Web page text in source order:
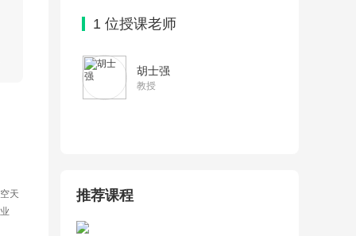
天
1 位授课老师
胡士强
教授
推荐课程